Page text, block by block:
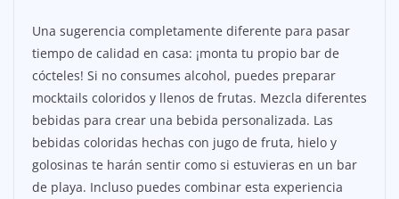
Una sugerencia completamente diferente para pasar
tiempo de calidad en casa: ¡monta tu propio bar de
cócteles! Si no consumes alcohol, puedes preparar
mocktails coloridos y llenos de frutas. Mezcla diferentes
bebidas para crear una bebida personalizada. Las
bebidas coloridas hechas con jugo de fruta, hielo y
golosinas te harán sentir como si estuvieras en un bar
de playa. Incluso puedes combinar esta experiencia